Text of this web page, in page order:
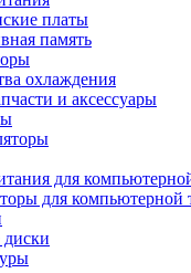
платы
память
охлаждения
и аксессуары
для
для компьютерной